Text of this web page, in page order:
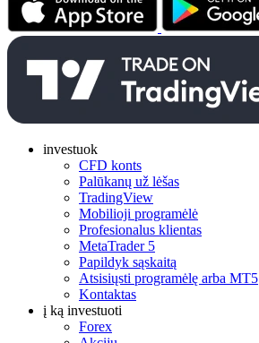
investuok
CFD konts
Palūkanų už lėšas
TradingView
Mobilioji programėlė
Profesionalus klientas
MetaTrader 5
Papildyk sąskaitą
Atsisiųsti programėlę arba MT5
Kontaktas
į ką investuoti
Forex